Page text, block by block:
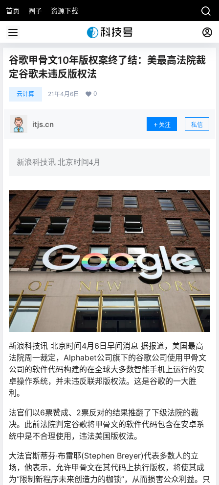
首页 圈子 资源下载
谷歌甲骨文10年版权案终了结：美最高法院裁
定谷歌未违反版权法
云计算 21年4月6日 0
itjs.cn 关注 私信
新浪科技讯 北京时间4月
新浪科技讯 北京时间4月6日早间消息 据报道，美国最高
法院周一裁定，Alphabet公司旗下的谷歌公司使用甲骨文
公司的软件代码构建的在全球大多数智能手机上运行的安
卓操作系统，并未违反联邦版权法。这是谷歌的一大胜
利。
法官们以6票赞成、2票反对的结果推翻了下级法院的裁
决。此前法院判定谷歌将甲骨文的软件代码包含在安卓系
统中是不合理使用，违法美国版权法。
大法官斯蒂芬·布雷耶(Stephen Breyer)代表多数人的立
场，他表示，允许甲骨文在其代码上执行版权，将使其成
为“限制新程序未来创造力的枷锁”，从而损害公众利益。只